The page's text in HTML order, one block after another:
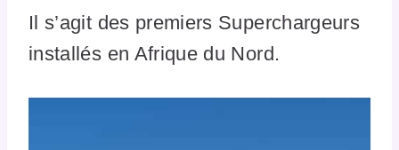
Il s’agit des premiers Superchargeurs
installés en Afrique du Nord.